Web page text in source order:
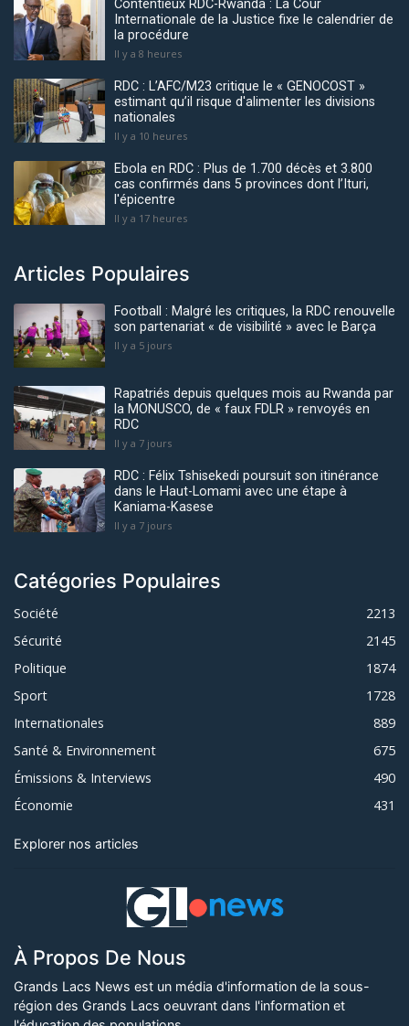
Contentieux RDC-Rwanda : La Cour
Internationale de la Justice fixe le calendrier de
la procédure
Il y a 8 heures
RDC : L’AFC/M23 critique le « GENOCOST »
estimant qu’il risque d'alimenter les divisions
nationales
Il y a 10 heures
Ebola en RDC : Plus de 1.700 décès et 3.800
cas confirmés dans 5 provinces dont l’Ituri,
l'épicentre
Il y a 17 heures
Articles Populaires
Football : Malgré les critiques, la RDC renouvelle
son partenariat « de visibilité » avec le Barça
Il y a 5 jours
Rapatriés depuis quelques mois au Rwanda par
la MONUSCO, de « faux FDLR » renvoyés en
RDC
Il y a 7 jours
RDC : Félix Tshisekedi poursuit son itinérance
dans le Haut-Lomami avec une étape à
Kaniama-Kasese
Il y a 7 jours
Catégories Populaires
Société
2213
Sécurité
2145
Politique
1874
Sport
1728
Internationales
889
Santé & Environnement
675
Émissions & Interviews
490
Économie
431
Explorer nos articles
À Propos De Nous
Grands Lacs News est un média d'information de la sous-
région des Grands Lacs oeuvrant dans l'information et